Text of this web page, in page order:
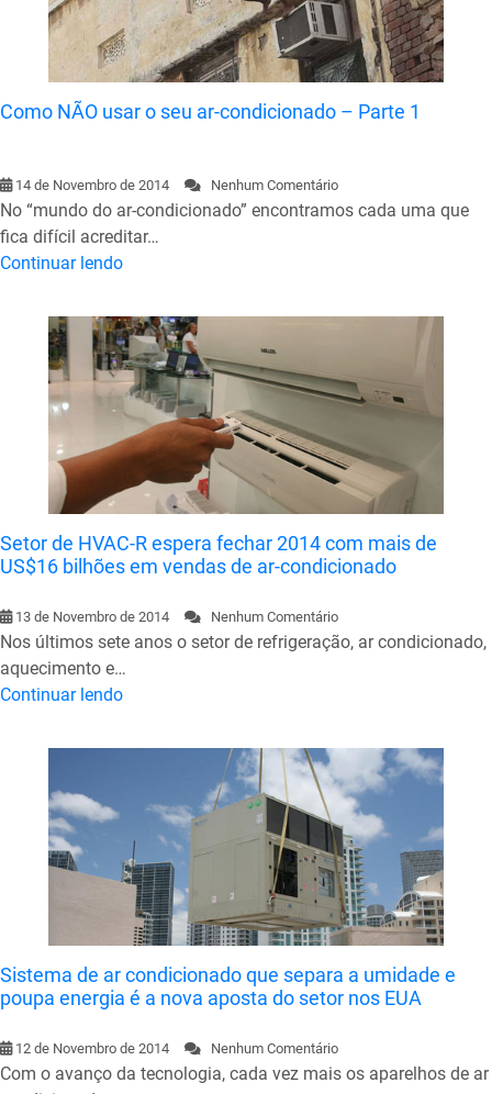
Como NÃO usar o seu ar-condicionado – Parte 1
14 de Novembro de 2014 Nenhum Comentário
No “mundo do ar-condicionado” encontramos cada uma que
fica difícil acreditar…
Continuar lendo
Setor de HVAC-R espera fechar 2014 com mais de
US$16 bilhões em vendas de ar-condicionado
13 de Novembro de 2014 Nenhum Comentário
Nos últimos sete anos o setor de refrigeração, ar condicionado,
aquecimento e…
Continuar lendo
Sistema de ar condicionado que separa a umidade e
poupa energia é a nova aposta do setor nos EUA
12 de Novembro de 2014 Nenhum Comentário
Com o avanço da tecnologia, cada vez mais os aparelhos de ar